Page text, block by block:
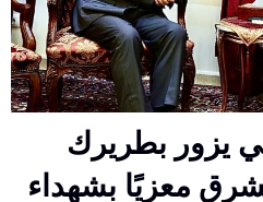
يزور بطريرك
معزيًا بشهداء